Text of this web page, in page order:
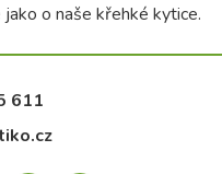
o naše křehké kytice.
611